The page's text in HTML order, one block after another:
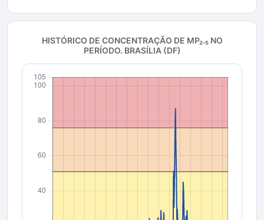
HISTÓRICO DE CONCENTRAÇÃO DE MP₂.₅NO
PERÍODO. BRASÍLIA (DF)